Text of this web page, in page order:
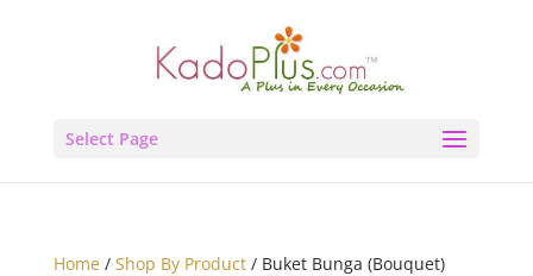
Select Page
Home/ Shop By Product/ Buket Bunga (Bouquet)